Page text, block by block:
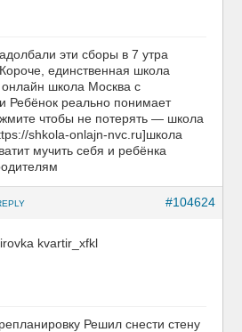
эти сборы в 7 утра
единственная школа
школа Москва с
Ребёнок реально понимает
чтобы не потерять — школа
shkola-onlajn-nvc.ru]школа
мучить себя и ребёнка
#104624
kvartir_xfkl
Решил снести стену